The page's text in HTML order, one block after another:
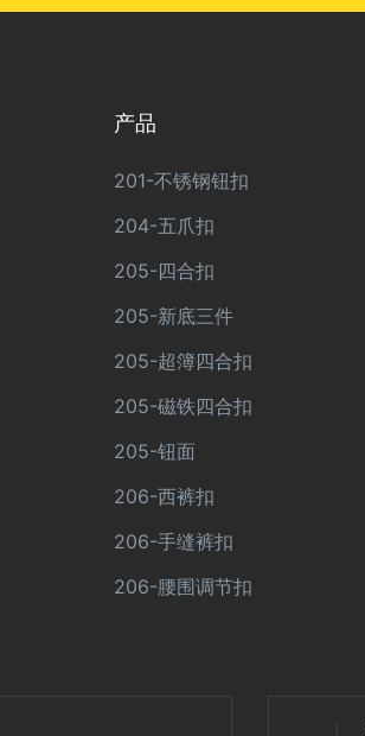
产品
201-不锈钢钮扣
204-五爪扣
205-四合扣
205-新底三件
205-超簿四合扣
205-磁铁四合扣
205-钮面
206-西裤扣
206-手缝裤扣
206-腰围调节扣